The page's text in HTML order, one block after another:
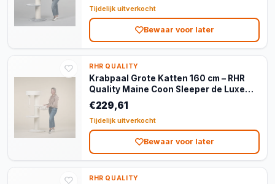
Tijdelijk uitverkocht
Bewaar voor later
RHR QUALITY
Krabpaal Grote Katten 160 cm – RHR
Quality Maine Coon Sleeper de Luxe
Crème
€229,61
Tijdelijk uitverkocht
Bewaar voor later
RHR QUALITY